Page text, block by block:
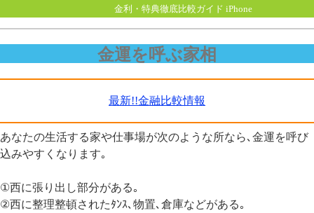
金利・特典徹底比較ガイド iPhone
金運を呼ぶ家相
最新!!金融比較情報
あなたの生活する家や仕事場が次のような所なら､金運を呼び
込みやすくなります｡
①西に張り出し部分がある｡
②西に整理整頓されたﾀﾝｽ､物置､倉庫などがある｡